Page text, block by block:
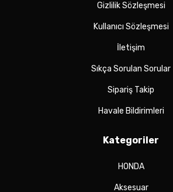
Gizlilik Sözleşmesi
Kullanıcı Sözleşmesi
İletişim
Sıkça Sorulan Sorular
Sipariş Takip
Havale Bildirimleri
Kategoriler
HONDA
Aksesuar